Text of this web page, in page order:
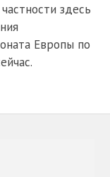
здесь
Европы по